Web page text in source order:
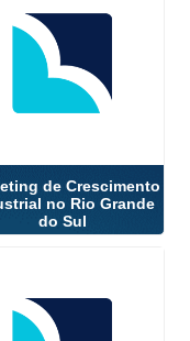
de Crescimento
no Rio Grande
do Sul